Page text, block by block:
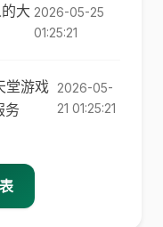
大 2026-05-25
01:25:21
堂游戏
务
2026-05-
21 01:25:21